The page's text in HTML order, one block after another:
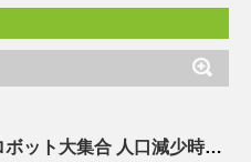
ボット大集合 人口 減少時代の建設現場を救え! – ASCII.jp